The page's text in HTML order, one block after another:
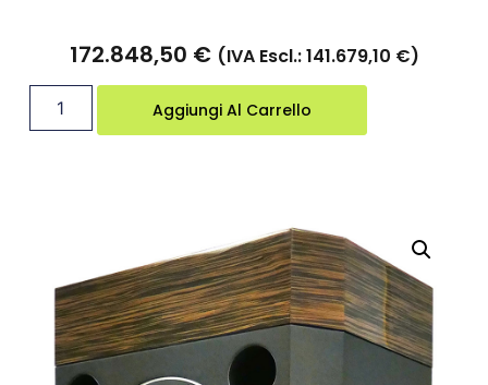
172.848,50 € (IVA Escl.:141.679,10 €)
Aggiungi Al Carrello